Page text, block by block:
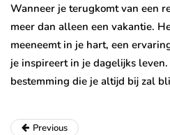
Wanneer je terugkomt van een
meer dan alleen een vakantie.
meeneemt in je hart, een
je inspireert in je dagelijks
bestemming die je altijd bij zal
Previous